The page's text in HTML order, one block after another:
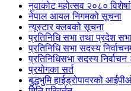
नुवाकोट महोत्सव २०८०
नेपाल आयल निगमको सूचना
न्यूस्टार क्लबको सूचना
प्रतिनिधि सभा तथा प्रदेश
प्रतिनिधि सभा सदस्य
प्रतिनिधिसभा सदस्य
प्रयोगका सर्त
बुद्धभुमि हाईड्रोपावरको